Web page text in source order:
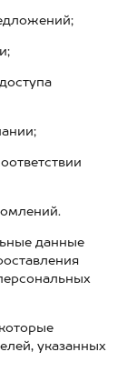
данные
указанных